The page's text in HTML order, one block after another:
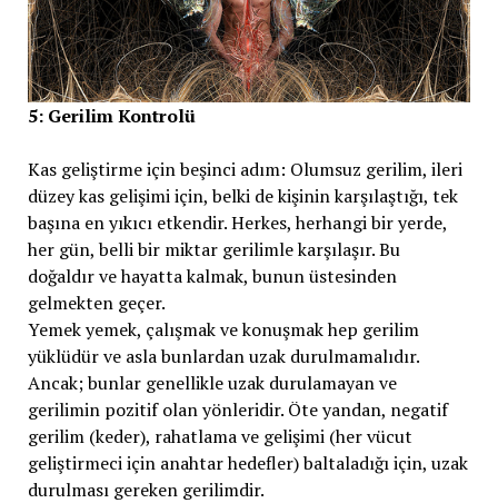
5: Gerilim Kontrolü
Kas geliştirme için beşinci adım: Olumsuz gerilim, ileri
düzey kas gelişimi için, belki de kişinin karşılaştığı, tek
başına en yıkıcı etkendir. Herkes, herhangi bir yerde,
her gün, belli bir miktar gerilimle karşılaşır. Bu
doğaldır ve hayatta kalmak, bunun üstesinden
gelmekten geçer.
Yemek yemek, çalışmak ve konuşmak hep gerilim
yüklüdür ve asla bunlardan uzak durulmamalıdır.
Ancak; bunlar genellikle uzak durulamayan ve
gerilimin pozitif olan yönleridir. Öte yandan, negatif
gerilim (keder), rahatlama ve gelişimi (her vücut
geliştirmeci için anahtar hedefler) baltaladığı için, uzak
durulması gereken gerilimdir.